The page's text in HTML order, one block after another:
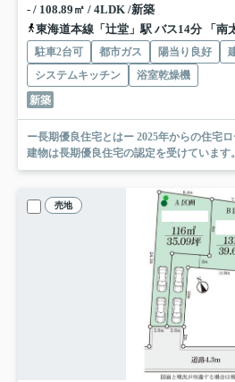
- / 108.89㎡ / 4LDK /新築
東海道本線「辻堂」駅 バス14分 「南
駐車2台可 都市ガス 陽当り良好
システムキッチン
浴室乾燥機
新築
ー長期優良住宅とはー 2025年からの住宅
建物は長期優良住宅の認定を受けています
売地